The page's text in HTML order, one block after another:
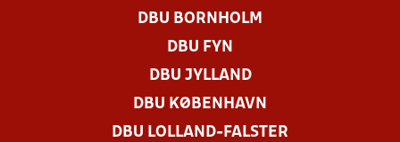
DBU BORNHOLM
DBU FYN
DBU JYLLAND
DBU KØBENHAVN
DBU LOLLAND-FALSTER